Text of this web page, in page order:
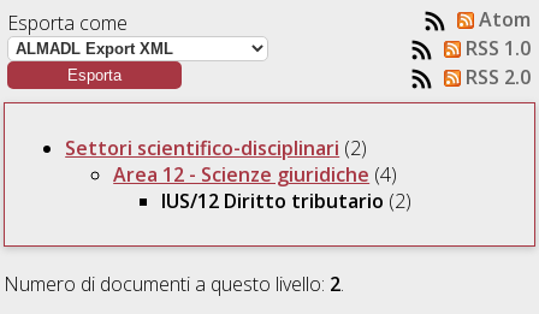
Esporta come
Atom
RSS 1.0
RSS 2.0
Settori scientifico-disciplinari (2)
Area 12 - Scienze giuridiche (4)
IUS/12 Diritto tributario (2)
Numero di documenti a questo livello: 2.